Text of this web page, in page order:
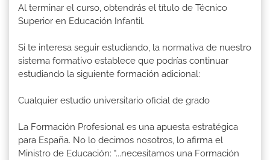
Al terminar el curso, obtendrás el título de Técnico
Superior en Educación Infantil.
Si te interesa seguir estudiando, la normativa de nuestro
sistema formativo establece que podrías continuar
estudiando la siguiente formación adicional:
Cualquier estudio universitario oficial de grado
La Formación Profesional es una apuesta estratégica
para España. No lo decimos nosotros, lo afirma el
Ministro de Educación: "...necesitamos una Formación